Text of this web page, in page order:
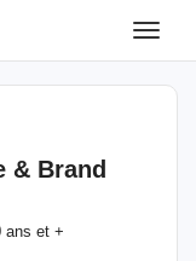
Toggle
& Brand
ans et +